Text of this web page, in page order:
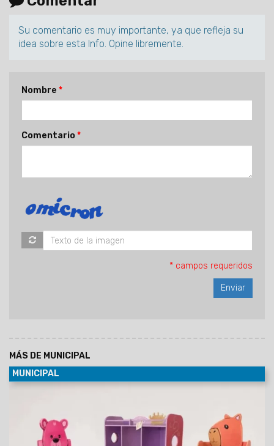
Su comentario es muy importante, ya que refleja su
idea sobre esta Info. Opine libremente.
Nombre
Comentario
* campos requeridos
MÁS DE MUNICIPAL
MUNICIPAL
19 hs, con entrada libre y gratuita. Se exhibirán juguetes de
madera, artesanías infantiles, muebles y utilitarios
elaborados por la Dirección Industrial del Servicio